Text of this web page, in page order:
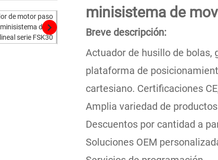
minisistema de
Breve descripción:
Actuador de husillo de bolas,
plataforma de
cartesiano. Certificaciones
Amplia variedad de
Descuentos por cantidad a
Soluciones OEM